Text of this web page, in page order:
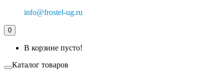
info@frostel-ug.ru
0
В корзине пусто!
Каталог товаров